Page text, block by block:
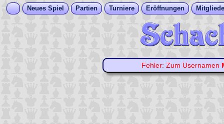
Neues Spiel Partien Turniere Eröffnungen
Fehler: Zum Usernamen